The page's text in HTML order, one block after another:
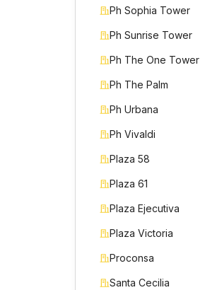
Ph Sophia Tower
Ph Sunrise Tower
Ph The One Tower
Ph The Palm
Ph Urbana
Ph Vivaldi
Plaza 58
Plaza 61
Plaza Ejecutiva
Plaza Victoria
Proconsa
Santa Cecilia